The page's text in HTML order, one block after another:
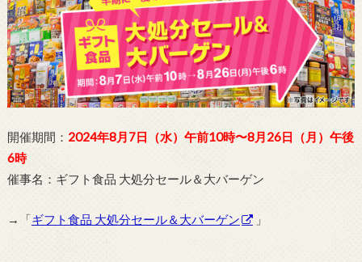
開催期間： 2024年8月7日（水）午前10時〜8月26日（月）午後
6時
催事名：ギフト食品 大処分セール＆大バーゲン
→「ギフト食品 大処分セール＆大バーゲン 」